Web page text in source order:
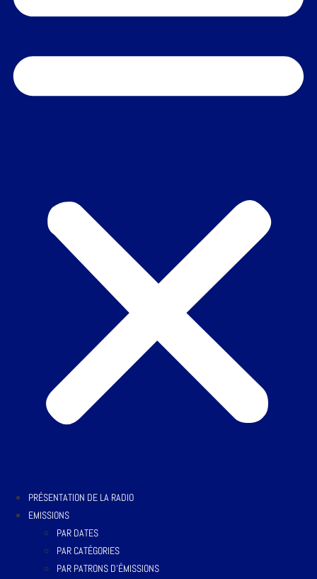
PRÉSENTATION DE LA RADIO
EMISSIONS
PAR DATES
PAR CATÉGORIES
PAR PATRONS D’ÉMISSIONS